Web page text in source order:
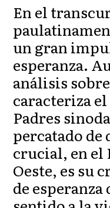
En el
un gran
esperanza.
análisis
caracteriza
Padres
percatado de
crucial, en el
Oeste, es su
de